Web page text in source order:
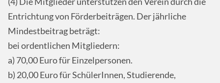
Entrichtung von Förderbeiträgen. Der jährliche
Mindestbeitrag beträgt:
bei ordentlichen Mitgliedern:
a) 70,00 Euro für Einzelpersonen.
b) 20,00 Euro für SchülerInnen, Studierende,